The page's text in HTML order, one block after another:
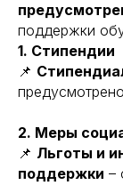
поддержки
1. Стипендии
📌
2. Меры
📌 Льготы и
поддержки –